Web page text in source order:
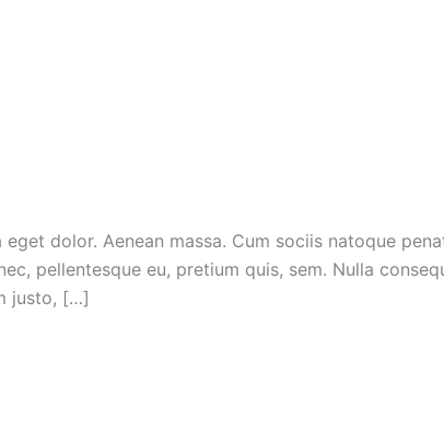
dolor. Aenean massa. Cum sociis natoque
pellentesque eu, pretium quis, sem. Nulla
justo, […]